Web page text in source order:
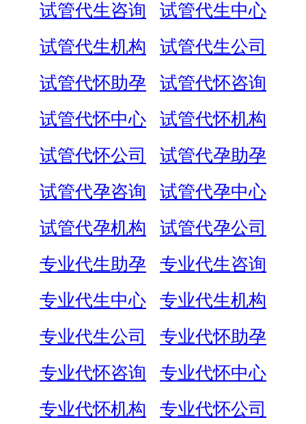
试管代生咨询
试管代生中心
试管代生机构
试管代生公司
试管代怀助孕
试管代怀咨询
试管代怀中心
试管代怀机构
试管代怀公司
试管代孕助孕
试管代孕咨询
试管代孕中心
试管代孕机构
试管代孕公司
专业代生助孕
专业代生咨询
专业代生中心
专业代生机构
专业代生公司
专业代怀助孕
专业代怀咨询
专业代怀中心
专业代怀机构
专业代怀公司